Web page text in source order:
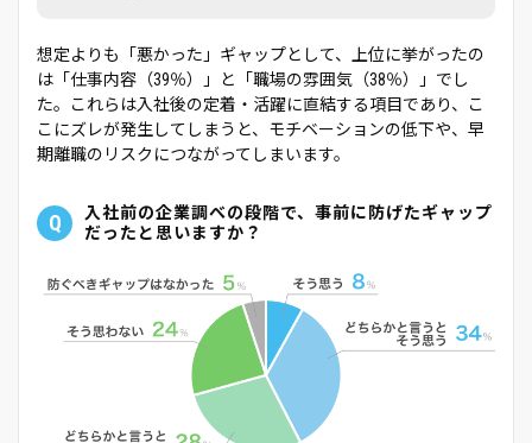
想定よりも「悪かった」ギャップとして、上位に挙がったの
は「仕事内容（39％）」と「職場の雰囲気（38％）」でし
た。これらは入社後の定着・活躍に直結する項目であり、こ
こにズレが発生してしまうと、モチベーションの低下や、早
期離職のリスクにつながってしまいます。
Q
入社前の企業調べの段階で、事前に防げたギャップ
だったと思いますか？